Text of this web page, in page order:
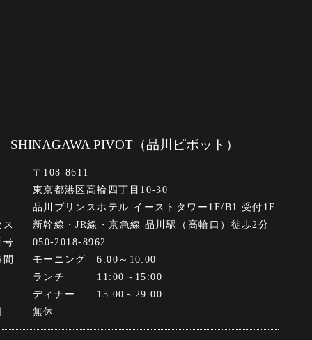
SHINAGAWA PIVOT （品川ピボット）
〒108-8611
東京都港区高輪四丁目10-30
品川プリンスホテル イーストタワー1F/B1 受付1F
新幹線・JR線・京急線 品川駅（高輪口）徒歩2分
号
050-2018-8962
モーニング 6:00～10:00
ランチ 11:00～15:00
ディナー 15:00～29:00
無休